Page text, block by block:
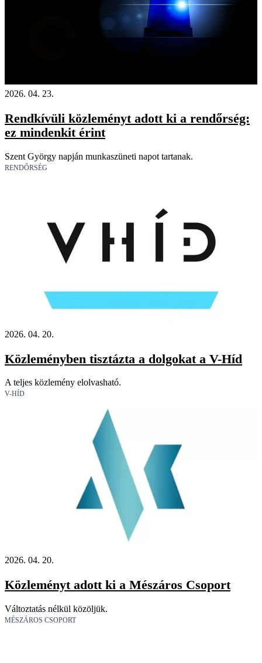
2026. 04. 23.
Rendkívüli közleményt adott ki a rendőrség:
ez mindenkit érint
Szent György napján munkaszüneti napot tartanak.
RENDŐRSÉG
2026. 04. 20.
Közleményben tisztázta a dolgokat a V-Híd
A teljes közlemény elolvasható.
V-HÍD
2026. 04. 20.
Közleményt adott ki a Mészáros Csoport
Változtatás nélkül közöljük.
MÉSZÁROS CSOPORT